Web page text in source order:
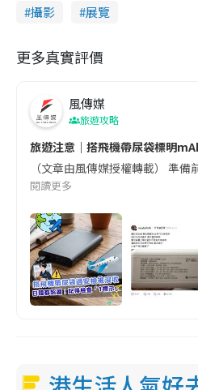
攝影 展覽
更多真實評價
風傳媒
旅遊攻略
旅遊注意｜搭飛機帶尿袋標明
（文章由風傳媒授權轉載） 準
閱讀更多